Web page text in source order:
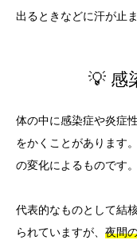
出るときなどに汗が止
💡 感
体の中に感染症や炎症
をかくことがあります
の変化によるものです。
代表的なものとして結
られていますが、 夜間